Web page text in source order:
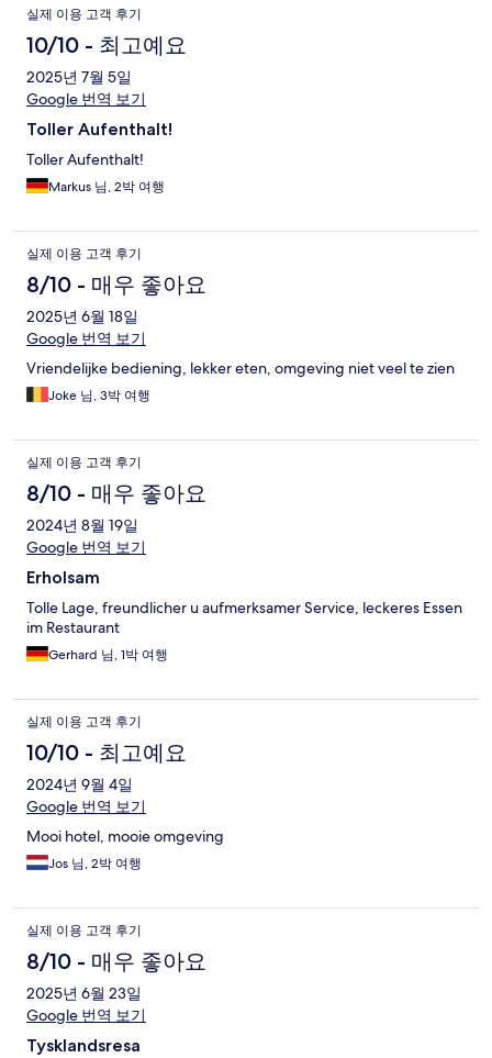
실제 이용 고객 후기
10/10 - 최고예요
2025년 7월 5일
Google 번역 보기
Toller Aufenthalt!
Toller Aufenthalt!
Markus 님, 2박 여행
실제 이용 고객 후기
8/10 - 매우 좋아요
2025년 6월 18일
Google 번역 보기
Vriendelijke bediening, lekker eten, omgeving niet veel te zien
Joke 님, 3박 여행
실제 이용 고객 후기
8/10 - 매우 좋아요
2024년 8월 19일
Google 번역 보기
Erholsam
Tolle Lage, freundlicher u aufmerksamer Service, leckeres Essen
im Restaurant
Gerhard 님, 1박 여행
실제 이용 고객 후기
10/10 - 최고예요
2024년 9월 4일
Google 번역 보기
Mooi hotel, mooie omgeving
Jos 님, 2박 여행
실제 이용 고객 후기
8/10 - 매우 좋아요
2025년 6월 23일
Google 번역 보기
Tysklandsresa